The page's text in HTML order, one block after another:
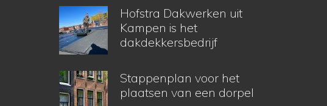
Hofstra Dakwerken uit
Kampen is het
dakdekkersbedrijf
Stappenplan voor het
plaatsen van een dorpel